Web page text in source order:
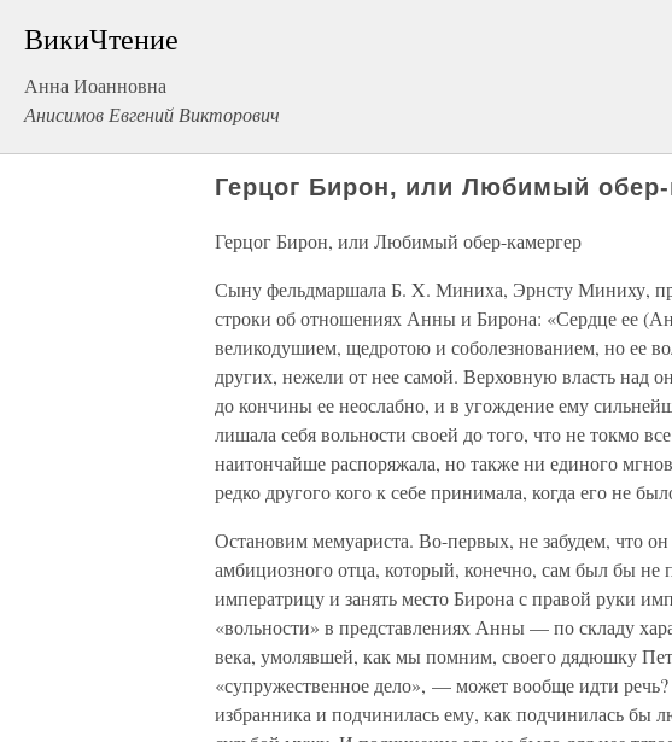
ВикиЧтение
Анна Иоанновна
Анисимов Евгений Викторович
Герцог Бирон, или Любимый обер-
Герцог Бирон, или Любимый обер-камергер
Сыну фельдмаршала Б. X. Миниха, Эрнсту Миниху,
строки об отношениях Анны и Бирона: «Сердце ее
великодушием, щедротою и соболезнованием, но ее
других, нежели от нее самой. Верховную власть над
до кончины ее неослабно, и в угождение ему
лишала себя вольности своей до того, что не токмо
наитончайше распоряжала, но также ни единого
редко другого кого к себе принимала, когда его не
Остановим мемуариста. Во-первых, не забудем, что
амбициозного отца, который, конечно, сам был бы не
императрицу и занять место Бирона с правой руки
«вольности» в представлениях Анны — по складу
века, умолявшей, как мы помним, своего дядюшку
«супружественное дело», — может вообще идти
избранника и подчинилась ему, как подчинилась бы